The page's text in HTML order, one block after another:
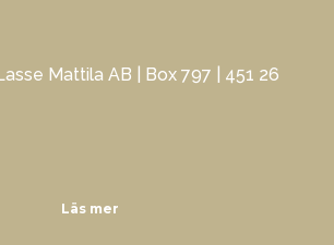
Mattila AB | Box 797 | 451 26
Läs mer